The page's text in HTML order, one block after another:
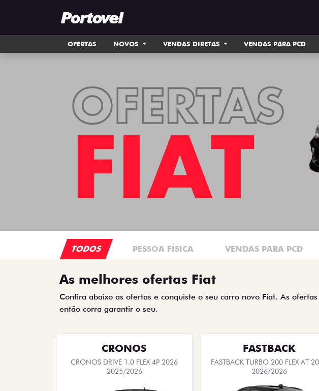
OFERTAS NOVOS VENDAS DIRETAS VENDAS PARA PCD
TODOS PESSOA FÍSICA VENDAS PARA PCD
As melhores ofertas Fiat
Confira abaixo as ofertas e conquiste o seu carro novo Fiat. As
então corra garantir o seu.
CRONOS
CRONOS DRIVE 1.0 FLEX 4P 2026
2025/2026
FASTBACK
FASTBACK TURBO 200 FLEX AT
2026/2026